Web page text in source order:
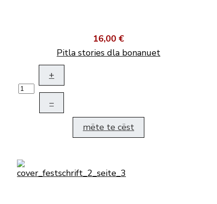
16,00 €
Pitla stories dla bonanuet
+
–
mëte te cëst